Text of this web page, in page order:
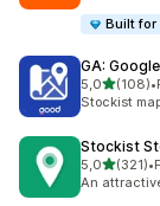
Built for
GA:
5,0z 5 hvězd
(108)
Celkový •
Stockist
Stockist
5,0z 5 hvězd
(321)
Celkový •
An